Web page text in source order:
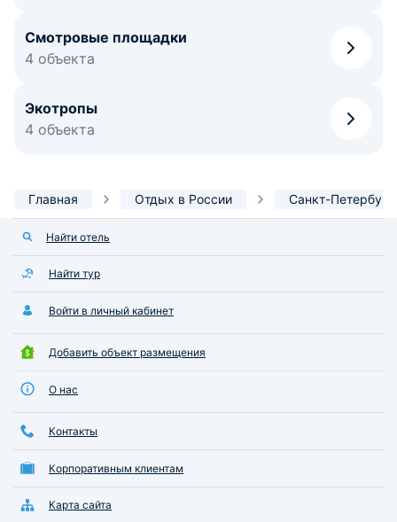
Смотровые площадки
4 объекта
Экотропы
4 объекта
Главная Отдых в России Санкт-Петербург
Найти отель
Найти тур
Войти в личный кабинет
Добавить объект размещения
О нас
Контакты
Корпоративным клиентам
Карта сайта